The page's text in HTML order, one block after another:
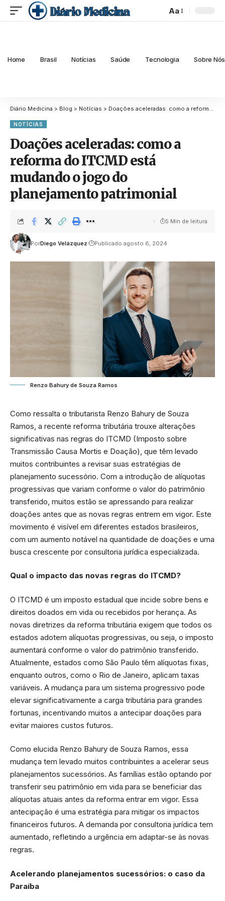
Aa
Home Brasil Notícias Saúde Tecnologia Sobre Nós
Diário Medicina > Blog > Notícias > Doações aceleradas: como a reforma do ITCMD está mudando o jogo do planejamento patrimonial
NOTÍCIAS
Doações aceleradas: como a
reforma do ITCMD está
mudando o jogo do
planejamento patrimonial
PorDiego Velázquez Publicado agosto 6, 2024
5 Min de leitura
Renzo Bahury de Souza Ramos
Como ressalta o tributarista Renzo Bahury de Souza
Ramos, a recente reforma tributária trouxe alterações
significativas nas regras do ITCMD (Imposto sobre
Transmissão Causa Mortis e Doação), que têm levado
muitos contribuintes a revisar suas estratégias de
planejamento sucessório. Com a introdução de alíquotas
progressivas que variam conforme o valor do patrimônio
transferido, muitos estão se apressando para realizar
doações antes que as novas regras entrem em vigor. Este
movimento é visível em diferentes estados brasileiros,
com um aumento notável na quantidade de doações e uma
busca crescente por consultoria jurídica especializada.
Qual o impacto das novas regras do ITCMD?
O ITCMD é um imposto estadual que incide sobre bens e
direitos doados em vida ou recebidos por herança. As
novas diretrizes da reforma tributária exigem que todos os
estados adotem alíquotas progressivas, ou seja, o imposto
aumentará conforme o valor do patrimônio transferido.
Atualmente, estados como São Paulo têm alíquotas fixas,
enquanto outros, como o Rio de Janeiro, aplicam taxas
variáveis. A mudança para um sistema progressivo pode
elevar significativamente a carga tributária para grandes
fortunas, incentivando muitos a antecipar doações para
evitar maiores custos futuros.
Como elucida Renzo Bahury de Souza Ramos, essa
mudança tem levado muitos contribuintes a acelerar seus
planejamentos sucessórios. As famílias estão optando por
transferir seu patrimônio em vida para se beneficiar das
alíquotas atuais antes da reforma entrar em vigor. Essa
antecipação é uma estratégia para mitigar os impactos
financeiros futuros. A demanda por consultoria jurídica tem
aumentado, refletindo a urgência em adaptar-se às novas
regras.
Acelerando planejamentos sucessórios: o caso da
Paraíba